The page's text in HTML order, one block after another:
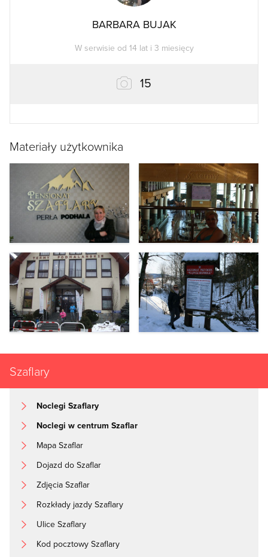
BARBARA BUJAK
W serwisie od 14 lat i 3 miesięcy
15zdjęć
Materiały użytkownika
Szaflary
Noclegi Szaflary
Noclegi w centrum Szaflar
Mapa Szaflar
Dojazd do Szaflar
Zdjęcia Szaflar
Rozkłady jazdy Szaflary
Ulice Szaflary
Kod pocztowy Szaflary